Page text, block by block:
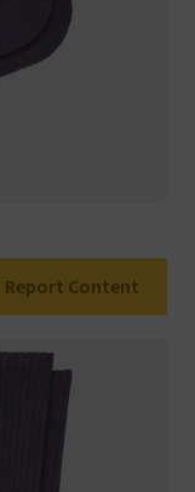
Report Content